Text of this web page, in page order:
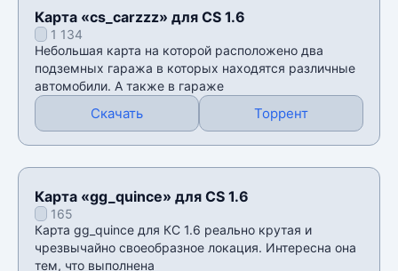
Карта «cs_carzzz» для CS 1.6
1 134
Небольшая карта на которой расположено два
подземных гаража в которых находятся различные
автомобили. А также в гараже
Скачать Торрент
Карта «gg_quince» для CS 1.6
165
Карта gg_quince для КС 1.6 реально крутая и
чрезвычайно своеобразное локация. Интересна она
тем, что выполнена